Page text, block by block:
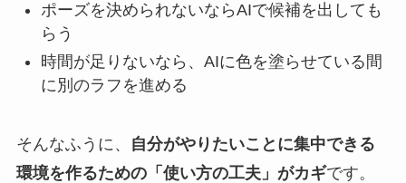
ポーズを決められないならAIで候補を出しても
らう
時間が足りないなら、AIに色を塗らせている間
に別のラフを進める
そんなふうに、
自分がやりたいことに集中できる
環境を作るための「使い方の工夫」がカギです。